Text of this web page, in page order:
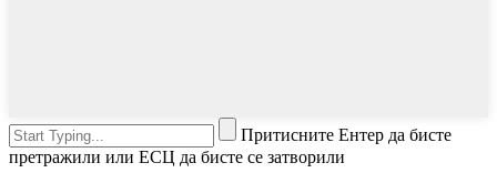
Притисните Ентер да бисте
претражили или ЕСЦ да бисте се затворили